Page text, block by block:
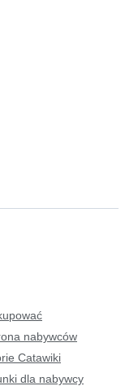
nabywców
Catawiki
dla nabywcy